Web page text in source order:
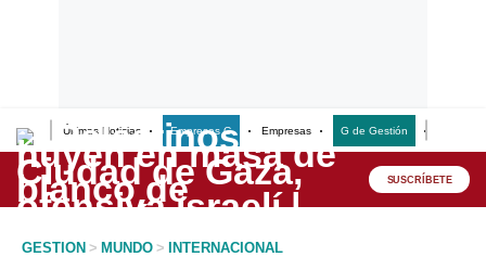
Últimas Noticias Empresas G Empresas G de Gestión
Lo último
Peru Quiosco SUSCRÍBETE
GESTION > MUNDO > INTERNACIONAL